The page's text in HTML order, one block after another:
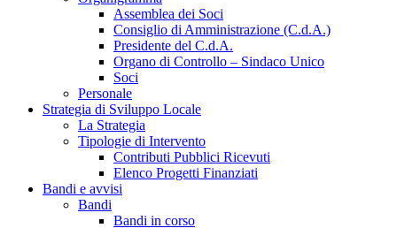
Assemblea dei Soci
Consiglio di Amministrazione (C.d.A.)
Presidente del C.d.A.
Organo di Controllo – Sindaco Unico
Soci
Personale
Strategia di Sviluppo Locale
La Strategia
Tipologie di Intervento
Contributi Pubblici Ricevuti
Elenco Progetti Finanziati
Bandi e avvisi
Bandi
Bandi in corso